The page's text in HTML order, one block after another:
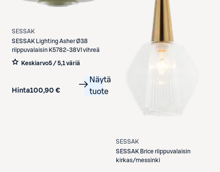
SESSAK
SESSAK
Lighting Asher Ø38
riippuvalaisin K5782-38VI vihreä
Keskiarvo5 / 5,1 väriä
Hinta100,90 €
Näytä
tuote
SESSAK
SESSAK Brice riippuvalaisin
kirkas/messinki